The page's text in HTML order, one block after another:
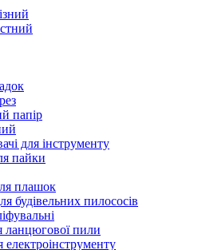
папір
для інструменту
пайки
плашок
будівельних пилососів
пили